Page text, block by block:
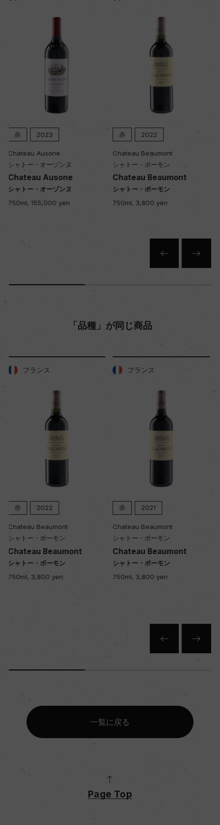
赤 2022
Chateau Beaumont
シャトー・ボーモン
Chateau Beaumont
シャトー・ボーモン
750ml, 3,800 yen
赤 2021
Chateau Beaumont
シャトー・ボーモン
Chateau Beaumont
シャトー・ボーモン
750ml, 3,800 yen
「品種」が同じ商品
フランス
赤 2021
Chateau Beaumont
シャトー・ボーモン
Chateau Beaumont
シャトー・ボーモン
750ml, 3,800 yen
フランス
赤 2023
Chateau Beaumont
シャトー・ボーモン
Chateau Beaumont Half
シャトー・ボーモン ハーフ
375ml, 2,300 yen
一覧に戻る
Page Top